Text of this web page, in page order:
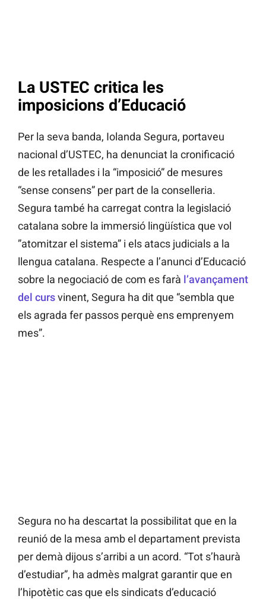
La USTEC critica les
imposicions d’Educació
Per la seva banda, Iolanda Segura, portaveu
nacional d’USTEC, ha denunciat la cronificació
de les retallades i la “imposició” de mesures
“sense consens” per part de la conselleria.
Segura també ha carregat contra la legislació
catalana sobre la immersió lingüística que vol
”atomitzar el sistema” i els atacs judicials a la
llengua catalana. Respecte a l’anunci d’Educació
sobre la negociació de com es farà l’avançament
del cursvinent, Segura ha dit que “sembla que
els agrada fer passos perquè ens emprenyem
mes”.
Segura no ha descartat la possibilitat que en la
reunió de la mesa amb el departament prevista
per demà dijous s’arribi a un acord. “Tot s’haurà
d’estudiar”, ha admès malgrat garantir que en
l’hipotètic cas que els sindicats d’educació